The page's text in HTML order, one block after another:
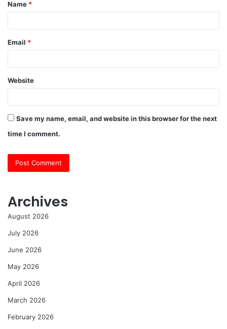
*
Name *
Email *
Website
Save my name, email, and website in this browser for the next
time I comment.
Archives
August 2026
July 2026
June 2026
May 2026
April 2026
March 2026
February 2026